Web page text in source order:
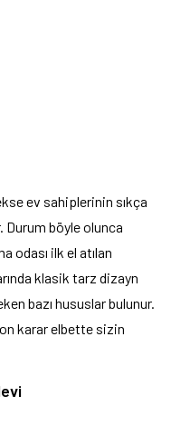
ev sahiplerinin sıkça
Durum böyle olunca
odası ilk el atılan
klasik tarz dizayn
bazı hususlar bulunur.
karar elbette sizin